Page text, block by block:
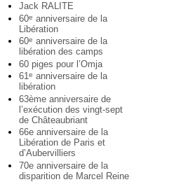
Jack RALITE
60e anniversaire de la
Libération
60e anniversaire de la
libération des camps
60 piges pour l’Omja
61e anniversaire de la
libération
63ème anniversaire de
l’exécution des vingt-sept
de Châteaubriant
66e anniversaire de la
Libération de Paris et
d’Aubervilliers
70e anniversaire de la
disparition de Marcel Reine